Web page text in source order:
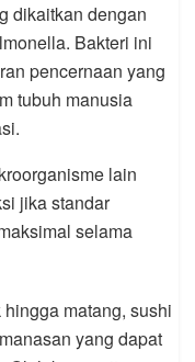
dikaitkan dengan
Bakteri ini
pencernaan yang
tubuh manusia
lain
jika standar
selama
matang, sushi
yang dapat